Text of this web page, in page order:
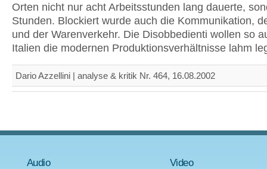
Orten nicht nur acht Arbeitsstunden lang dauerte,
Stunden. Blockiert wurde auch die Kommunikation,
und der Warenverkehr. Die Disobbedienti wollen so
Italien die modernen Produktionsverhältnisse lahm
Dario Azzellini | analyse & kritik Nr. 464, 16.08.2002
Audio Video